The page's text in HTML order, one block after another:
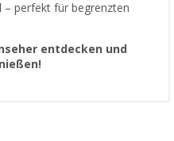
– perfekt für begrenzten
entdecken und